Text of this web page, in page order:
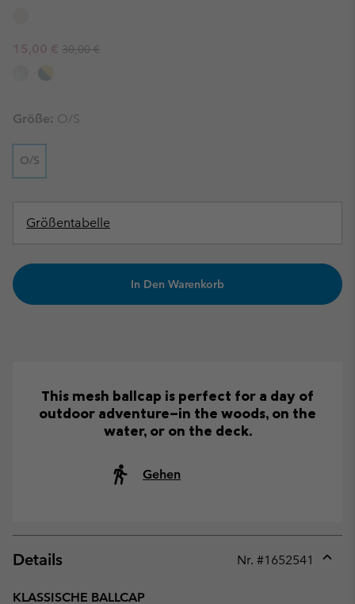
Sale price:
15,00 € Regular price:
30,00 €
Größe: O/S
O/S
Größentabelle
In Den Warenkorb
This mesh ballcap is perfect for a day of
outdoor adventure—in the woods, on the
water, or on the deck.
Gehen
Details Nr. #1652541
KLASSISCHE BALLCAP